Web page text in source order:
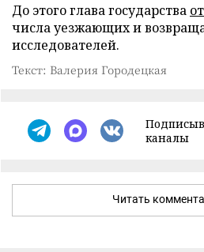
До этого глава государства
числа уезжающих и
исследователей.
Текст: Валерия Городецкая
каналы
Читать